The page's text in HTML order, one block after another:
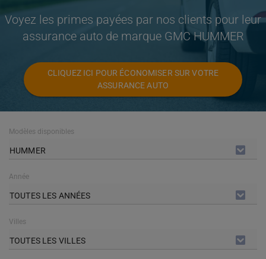
Voyez les primes payées par nos clients pour leur
assurance auto de marque GMC HUMMER
CLIQUEZ ICI POUR ÉCONOMISER SUR VOTRE
ASSURANCE AUTO
Modèles disponibles
HUMMER
Année
TOUTES LES ANNÉES
Villes
TOUTES LES VILLES